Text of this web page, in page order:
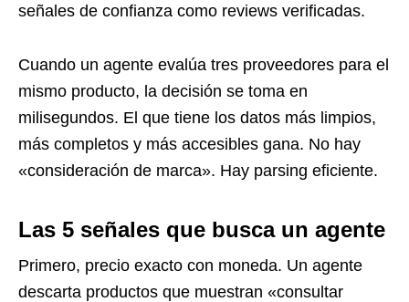
señales de confianza como reviews verificadas.
Cuando un agente evalúa tres proveedores para el
mismo producto, la decisión se toma en
milisegundos. El que tiene los datos más limpios,
más completos y más accesibles gana. No hay
«consideración de marca». Hay parsing eficiente.
Las 5 señales que busca un agente
Primero, precio exacto con moneda. Un agente
descarta productos que muestran «consultar